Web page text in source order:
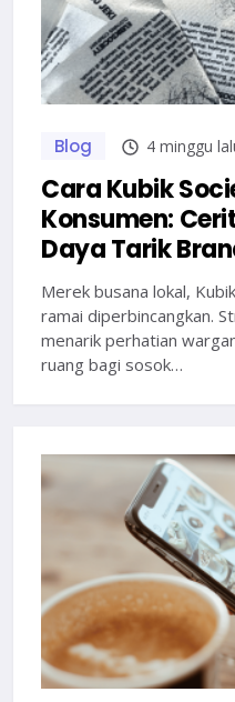
Blog 4 minggu
Cara Kubik
Konsumen:
Daya Tarik
Merek busana lokal,
ramai diperbincangkan.
menarik perhatian
ruang bagi sosok…